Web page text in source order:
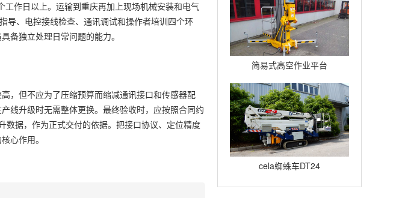
简易式高空作业平台
Quickup7
cela蜘蛛车DT24
作日以上。运输到重庆再加上现场机械安装和电气
导、电控接线检查、通讯调试和操作者培训四个环
备独立处理日常问题的能力。
，但不应为了压缩预算而缩减通讯接口和传感器配
线升级时无需整体更换。最终验收时，应按照合同约
数据，作为正式交付的依据。把接口协议、定位精度
心作用。